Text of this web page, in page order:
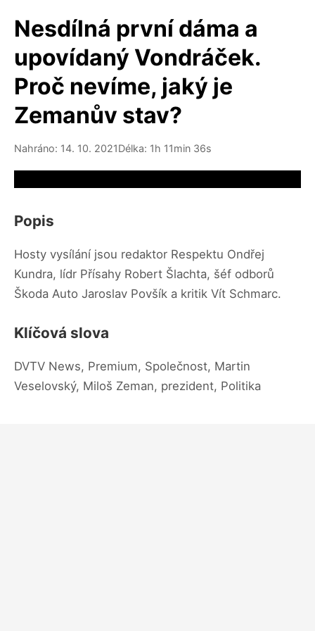
Nesdílná první dáma a
upovídaný Vondráček.
Proč nevíme, jaký je
Zemanův stav?
Nahráno: 14. 10. 2021Délka: 1h 11min 36s
Popis
Hosty vysílání jsou redaktor Respektu Ondřej
Kundra, lídr Přísahy Robert Šlachta, šéf odborů
Škoda Auto Jaroslav Povšík a kritik Vít Schmarc.
Klíčová slova
DVTV News, Premium, Společnost, Martin
Veselovský, Miloš Zeman, prezident, Politika